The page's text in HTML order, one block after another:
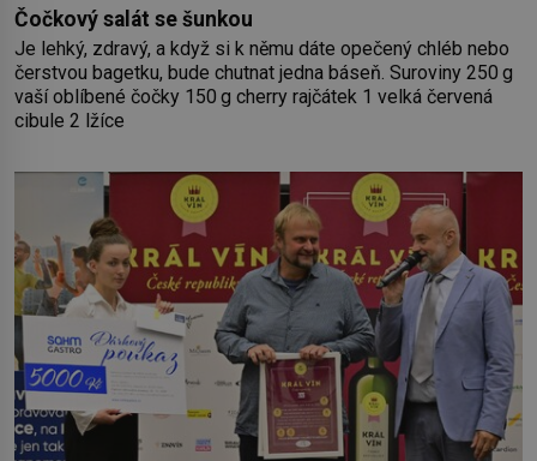
Čočkový salát se šunkou
Je lehký, zdravý, a když si k němu dáte opečený chléb nebo
čerstvou bagetku, bude chutnat jedna báseň. Suroviny 250 g
vaší oblíbené čočky 150 g cherry rajčátek 1 velká červená
cibule 2 lžíce